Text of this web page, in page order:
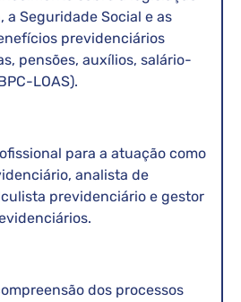
a Seguridade Social e as
previdenciários
pensões, auxílios, salário-
LOAS).
para a atuação como
analista de
previdenciário e gestor
dos processos